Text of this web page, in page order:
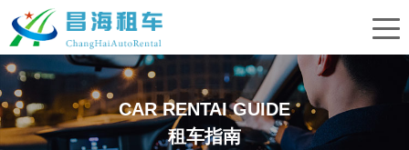
CAR RENTAI GUIDE
租车指南